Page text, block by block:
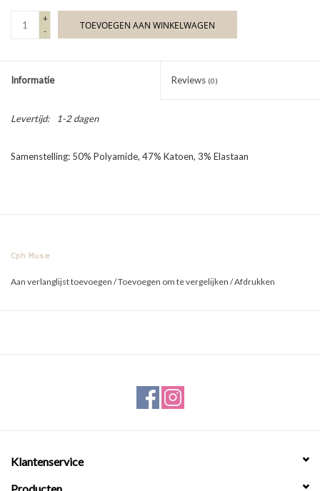
+
-
TOEVOEGEN AAN WINKELWAGEN
Informatie Reviews (0)
Levertijd: 1-2 dagen
Samenstelling: 50% Polyamide, 47% Katoen, 3% Elastaan
Cph Muse
Aan verlanglijst toevoegen /Toevoegen om te vergelijken /Afdrukken
Klantenservice